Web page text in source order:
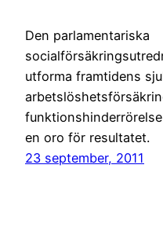
Den parlamentariska
utforma framtidens
en oro för resultatet.
23 september, 2011